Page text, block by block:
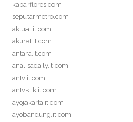
kabarflores.com
seputarmetro.com
aktual.it.com
akurat.it.com
antara.it.com
analisadaily.it.com
antv.it.com
antvklik.it.com
ayojakarta.it.com
ayobandung.it.com